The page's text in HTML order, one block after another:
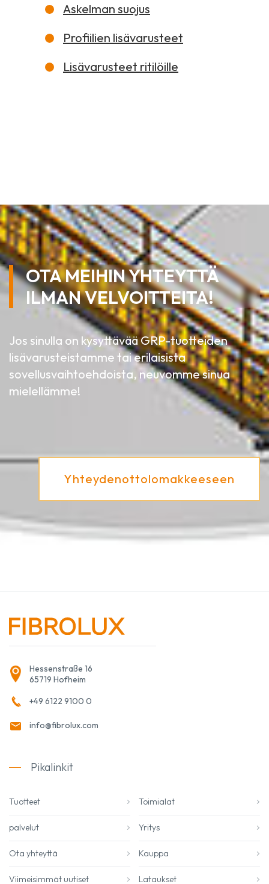
Askelman suojus
Profiilien lisävarusteet
Lisävarusteet ritilöille
OTA MEIHIN YHTEYTTÄ
ILMAN VELVOITTEITA!
Jos sinulla on kysyttävää GRP-tuotteiden
lisävarusteistamme tai erilaisista
sovellusvaihtoehdoista, neuvomme sinua
mielellämme!
Yhteydenottolomakkeeseen
Hessenstraße 16
65719 Hofheim
+49 6122 9100 0
info@fibrolux.com
Pikalinkit
Tuotteet Toimialat
palvelut Yritys
Ota yhteyttä Kauppa
Viimeisimmät uutiset Lataukset